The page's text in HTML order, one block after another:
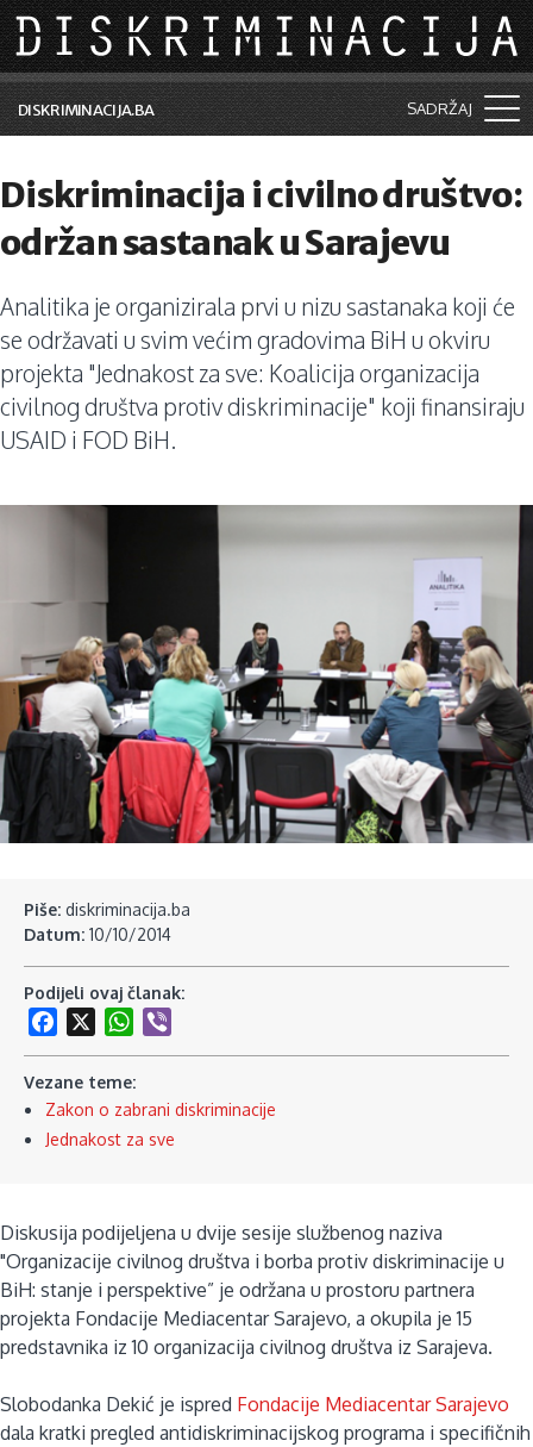
Skip to main content
DISKRIMINACIJA.BA SADRŽAJ
Vijesti i događaji
Aktuelne teme
Kolumne
Lične priče
Saradnja sa medijima
Diskriminacija i civilno društvo:
održan sastanak u Sarajevu
Analitika je organizirala prvi u nizu sastanaka koji će
se održavati u svim većim gradovima BiH u okviru
projekta "Jednakost za sve: Koalicija organizacija
civilnog društva protiv diskriminacije" koji finansiraju
USAID i FOD BiH.
Piše: diskriminacija.ba
Datum: 10/10/2014
Podijeli ovaj članak:
Facebook
WhatsApp
Vezane teme:
Zakon o zabrani diskriminacije
Jednakost za sve
Diskusija podijeljena u dvije sesije službenog naziva
"Organizacije civilnog društva i borba protiv diskriminacije u
BiH: stanje i perspektive” je održana u prostoru partnera
projekta Fondacije Mediacentar Sarajevo, a okupila je 15
predstavnika iz 10 organizacija civilnog društva iz Sarajeva.
Slobodanka Dekić je ispred Fondacije Mediacentar Sarajevo
dala kratki pregled antidiskriminacijskog programa i specifičnih